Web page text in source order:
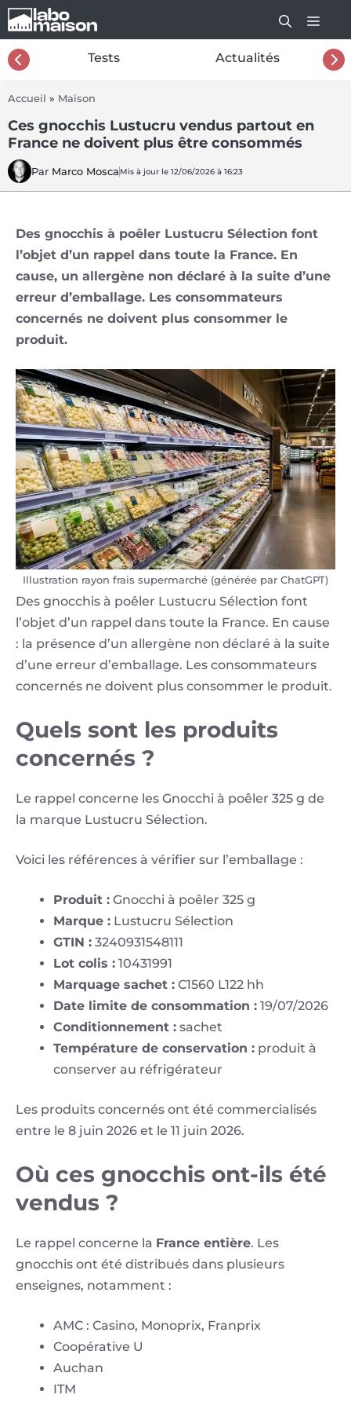
Aller
au
contenu
Tests Actualités
Accueil » Maison
Ces gnocchis Lustucru vendus partout en
France ne doivent plus être consommés
Par Marco Mosca Mis à jour le 12/06/2026 à 16:23
Des gnocchis à poêler Lustucru Sélection font
l’objet d’un rappel dans toute la France. En
cause, un allergène non déclaré à la suite d’une
erreur d’emballage. Les consommateurs
concernés ne doivent plus consommer le
produit.
Illustration rayon frais supermarché (générée par ChatGPT)
Des gnocchis à poêler Lustucru Sélection font
l’objet d’un rappel dans toute la France. En cause
: la présence d’un allergène non déclaré à la suite
d’une erreur d’emballage. Les consommateurs
concernés ne doivent plus consommer le produit.
Quels sont les produits
concernés ?
Le rappel concerne les Gnocchi à poêler 325 g de
la marque Lustucru Sélection.
Voici les références à vérifier sur l’emballage :
Produit : Gnocchi à poêler 325 g
Marque : Lustucru Sélection
GTIN : 3240931548111
Lot colis : 10431991
Marquage sachet : C1560 L122 hh
Date limite de consommation : 19/07/2026
Conditionnement : sachet
Température de conservation : produit à
conserver au réfrigérateur
Les produits concernés ont été commercialisés
entre le 8 juin 2026 et le 11 juin 2026.
Où ces gnocchis ont-ils été
vendus ?
Le rappel concerne la France entière. Les
gnocchis ont été distribués dans plusieurs
enseignes, notamment :
AMC : Casino, Monoprix, Franprix
Coopérative U
Auchan
ITM